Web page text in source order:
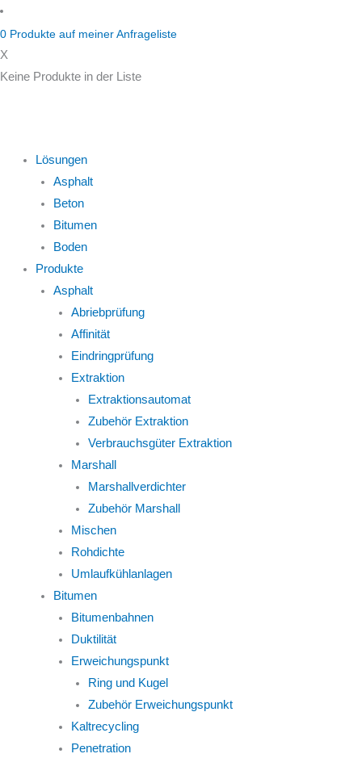
Zum
Inhalt
springen
0 Produkte auf meiner Anfrageliste
X
Keine Produkte in der Liste
Lösungen
Asphalt
Beton
Bitumen
Boden
Produkte
Asphalt
Abriebprüfung
Affinität
Eindringprüfung
Extraktion
Extraktionsautomat
Zubehör Extraktion
Verbrauchsgüter Extraktion
Marshall
Marshallverdichter
Zubehör Marshall
Mischen
Rohdichte
Umlaufkühlanlagen
Bitumen
Bitumenbahnen
Duktilität
Erweichungspunkt
Ring und Kugel
Zubehör Erweichungspunkt
Kaltrecycling
Penetration